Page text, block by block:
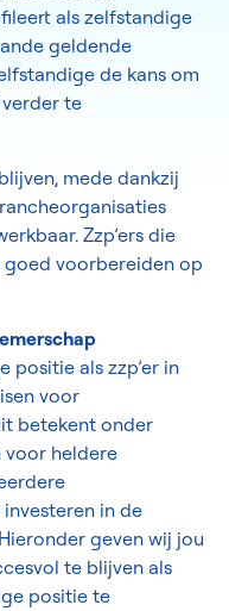
als zelfstandige
geldende
de kans om
te
mede dankzij
Zzp’ers die
goed voorbereiden op
positie als zzp’er in
voor
betekent onder
heldere
in de
geven wij jou
te blijven als
positie te